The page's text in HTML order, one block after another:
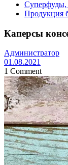
Суперфуды,
Продукция
Каперсы
Администратор
01.08.2021
1 Comment